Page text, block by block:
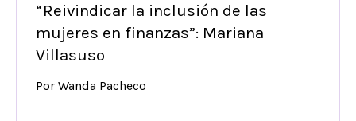
“Reivindicar la inclusión de las
mujeres en finanzas”: Mariana
Villasuso
Por Wanda Pacheco